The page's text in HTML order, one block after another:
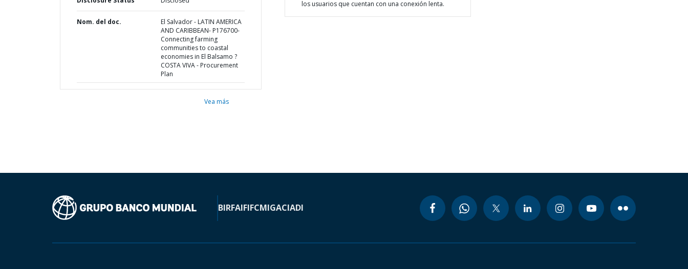
Nom. del doc.
El Salvador - LATIN AMERICA
AND CARIBBEAN- P176700-
Connecting farming
communities to coastal
economies in El Balsamo ?
COSTA VIVA - Procurement
Plan
Vea más
los usuarios que cuentan con una conexión lenta.
BIRFAIFIFCMIGACIADI